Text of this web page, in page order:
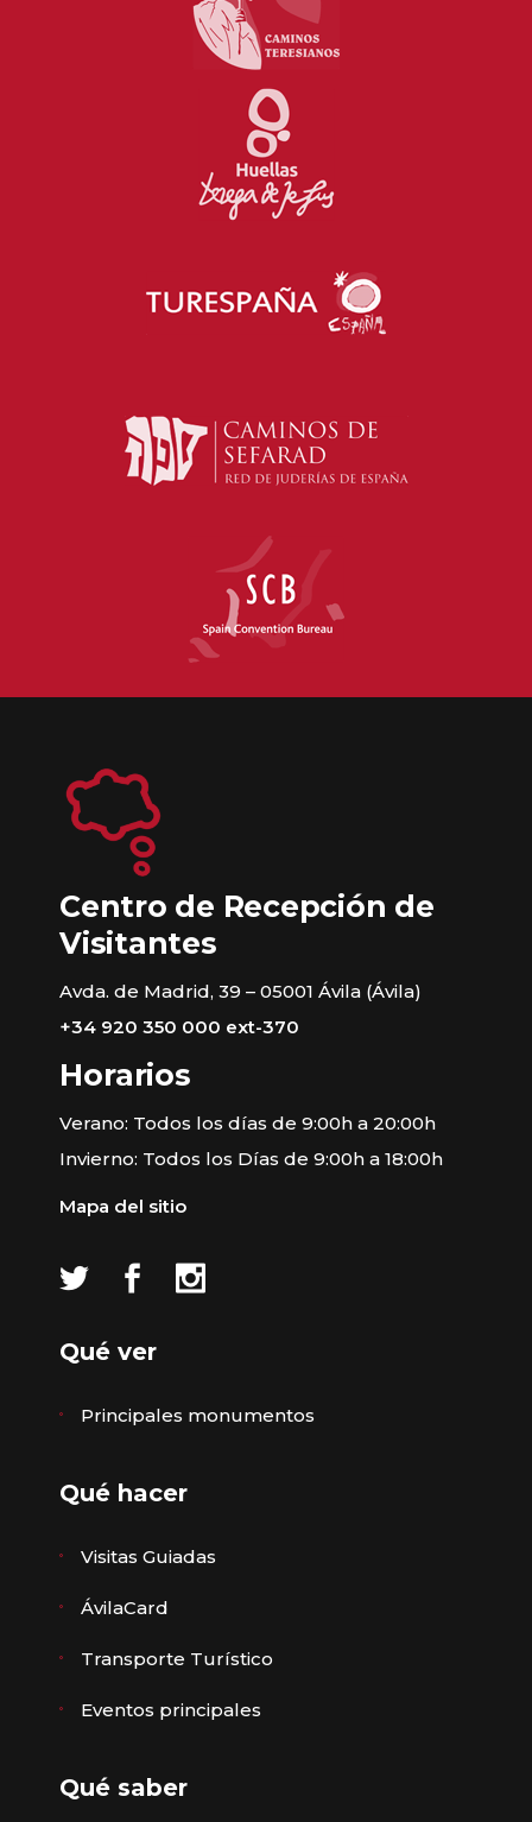
Centro de Recepción de
Visitantes
Avda. de Madrid, 39 – 05001 Ávila (Ávila)
+34 920 350 000 ext-370
Horarios
Verano: Todos los días de 9:00h a 20:00h
Invierno: Todos los Días de 9:00h a 18:00h
Mapa del sitio
Qué ver
Principales monumentos
Qué hacer
Visitas Guiadas
ÁvilaCard
Transporte Turístico
Eventos principales
Qué saber